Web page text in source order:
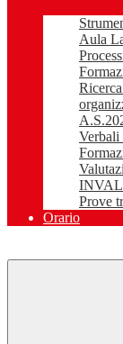
Aula
Verbali
Prove
Orario